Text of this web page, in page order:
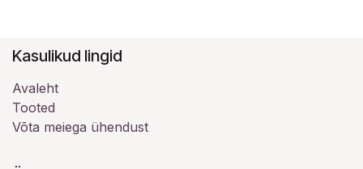
Kasulikud lingid
Avaleht
Tooted
Võta meiega ühendust